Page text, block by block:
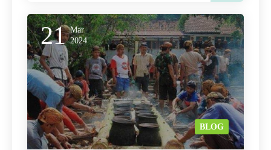
21 Mar
2024
BLOG